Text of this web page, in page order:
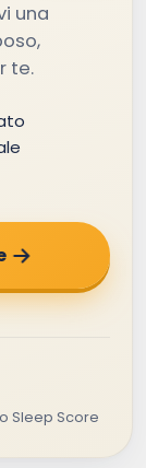
una
te.
Sleep Score